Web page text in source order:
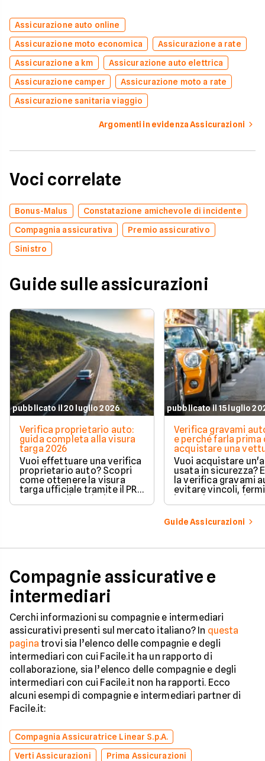
Assicurazione auto online
Assicurazione moto economica
Assicurazione a rate
Assicurazione a km
Assicurazione auto elettrica
Assicurazione camper
Assicurazione moto a rate
Assicurazione sanitaria viaggio
Argomenti in evidenza Assicurazioni
Voci correlate
Bonus-Malus
Constatazione amichevole di incidente
Compagnia assicurativa
Premio assicurativo
Sinistro
Guide sulle assicurazioni
pubblicato il 20 luglio 2026
Verifica proprietario auto:
guida completa alla visura
targa 2026
Vuoi effettuare una verifica
proprietario auto? Scopri
come ottenere la visura
targa ufficiale tramite il PRA
per controllare dati e
vincoli in totale sicurezza.
pubblicato il 15 luglio
Verifica gravami
e perché farla prima
acquistare una
Vuoi acquistare
usata in sicurezza?
la verifica gravami
evitare vincoli,
ipoteche. Scopri
tutelare il tuo
Guide Assicurazioni
Compagnie assicurative e
intermediari
Cerchi informazioni su compagnie e intermediari
assicurativi presenti sul mercato italiano? In questa
pagina trovi sia l’elenco delle compagnie e degli
intermediari con cui Facile.it ha un rapporto di
collaborazione, sia l’elenco delle compagnie e degli
intermediari con cui Facile.it non ha rapporti. Ecco
alcuni esempi di compagnie e intermediari partner di
Facile.it:
Compagnia Assicuratrice Linear S.p.A.
Verti Assicurazioni
Prima Assicurazioni